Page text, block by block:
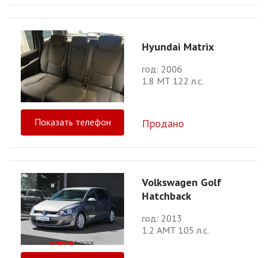
Hyundai Matrix
год: 2006
1.8 МТ 122 л.с.
Показать телефон Продано
Volkswagen Golf
Hatchback
год: 2013
1.2 АМТ 105 л.с.